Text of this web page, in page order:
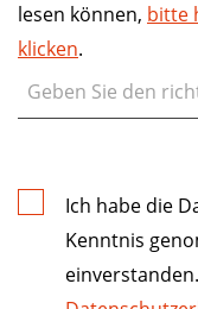
lesen können, bitte
klicken.
Ich habe die
Kenntnis